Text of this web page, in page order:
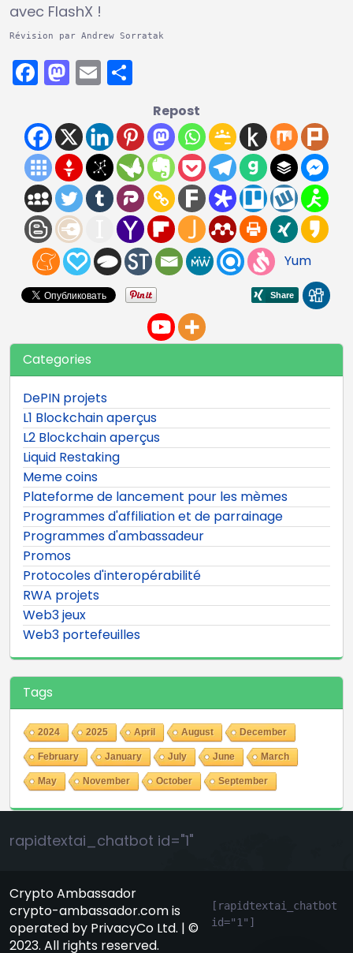
avec FlashX !
Révision par Andrew Sorratak
Facebook
Mastodon
Email
Repost
Yum
Categories
DePIN projets
L1 Blockchain aperçus
L2 Blockchain aperçus
Liquid Restaking
Meme coins
Plateforme de lancement pour les mèmes
Programmes d'affiliation et de parrainage
Programmes d'ambassadeur
Promos
Protocoles d'interopérabilité
RWA projets
Web3 jeux
Web3 portefeuilles
Tags
2024 2025 April August December
February January July June March
May November October September
rapidtextai_chatbot id="1"
Crypto Ambassador
crypto-ambassador.com is
operated by PrivacyCo Ltd. | ©
2023. All rights reserved.
[rapidtextai_chatbot
id="1"]
GeekyBot